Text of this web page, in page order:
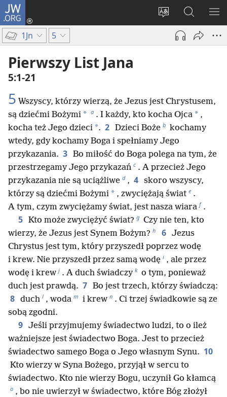
JW.ORG
Wybór
języka
Logowanie
(opens
window)
Szukaj
na
JW.ORG
1Jn 5
Pierwszy List Jana
5:1-21
5 Wszyscy, którzy wierzą, że Jezus jest Chrystusem,
są dziećmi Bożymi * a . I każdy, kto kocha Ojca * ,
kocha też Jego dzieci *. 2 Dzieci Boże b kochamy
wtedy, gdy kochamy Boga i spełniamy Jego
przykazania. 3 Bo miłość do Boga polega na tym, że
przestrzegamy Jego przykazań c . A przecież Jego
przykazania nie są uciążliwe d , 4 skoro wszyscy,
którzy są dziećmi Bożymi * , zwyciężają świat e .
A tym, czym zwyciężamy świat, jest nasza wiara f .
5 Kto może zwyciężyć świat? g Czy nie ten, kto
wierzy, że Jezus jest Synem Bożym? h 6 Jezus
Chrystus jest tym, który przyszedł poprzez wodę
i krew. Nie przyszedł przez samą wodę i , ale przez
wodę i krew j . A duch świadczy k o tym, ponieważ
duch jest prawdą. 7 Bo jest trzech, którzy świadczą:
8 duch l , woda m i krew n . Ci trzej świadkowie są ze
sobą zgodni.
9 Jeśli przyjmujemy świadectwo ludzi, to o ileż
ważniejsze jest świadectwo Boga. Jest to przecież
świadectwo samego Boga o Jego własnym Synu. 10
Kto wierzy w Syna Bożego, przyjął w sercu to
świadectwo. Kto nie wierzy Bogu, uczynił Go kłamcą
o , bo nie uwierzył w świadectwo, które Bóg złożył